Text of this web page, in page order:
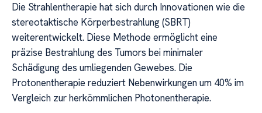
Die Strahlentherapie hat sich durch Innovationen wie die
stereotaktische Körperbestrahlung (SBRT)
weiterentwickelt. Diese Methode ermöglicht eine
präzise Bestrahlung des Tumors bei minimaler
Schädigung des umliegenden Gewebes. Die
Protonentherapie reduziert Nebenwirkungen um 40% im
Vergleich zur herkömmlichen Photonentherapie.